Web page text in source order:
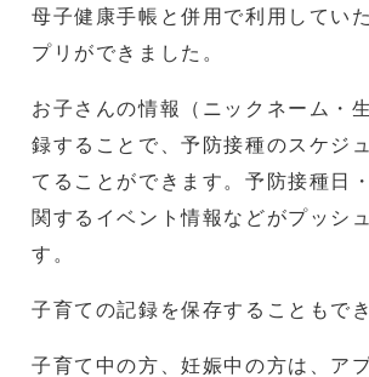
母子健康手帳と併用で利用してい
プリができました。
お子さんの情報（ニックネーム・
録することで、予防接種のスケジ
てることができます。予防接種日
関するイベント情報などがプッシ
す。
子育ての記録を保存することもで
子育て中の方、妊娠中の方は、ア